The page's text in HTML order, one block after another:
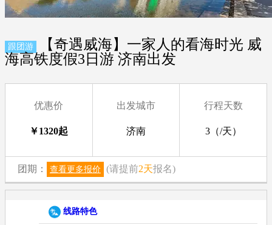
跟团游
【奇遇威海】一家人的看海时光 威
海高铁度假3日游 济南出发
优惠价
￥1320起
出发城市
济南
行程天数
3（/天）
团期： 查看更多报价 (请提前2天报名)
线路特色